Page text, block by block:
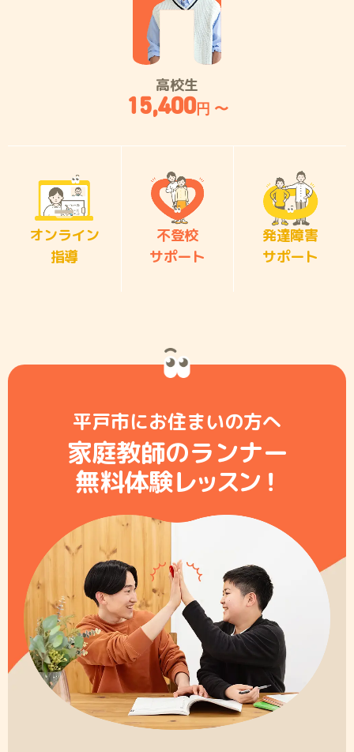
高校生
15,400円 〜
オンライン
指導
不登校
サポート
発達障害
サポート
平戸市にお住まいの方へ
家庭教師のランナー
無料体験レッスン！